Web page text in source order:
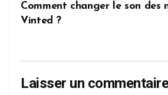
Comment changer le son des
Vinted ?
Laisser un